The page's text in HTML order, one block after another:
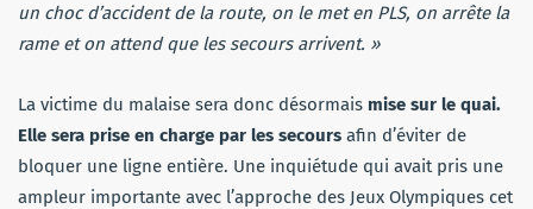
un choc d’accident de la route, on le met en PLS, on arrête la
rame et on attend que les secours arrivent. »
La victime du malaise sera donc désormais mise sur le quai.
Elle sera prise en charge par les secours afin d’éviter de
bloquer une ligne entière. Une inquiétude qui avait pris une
ampleur importante avec l’approche des Jeux Olympiques cet